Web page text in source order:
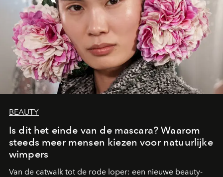
BEAUTY
Is dit het einde van de mascara? Waarom
steeds meer mensen kiezen voor natuurlijke
wimpers
Van de catwalk tot de rode loper: een nieuwe beauty-